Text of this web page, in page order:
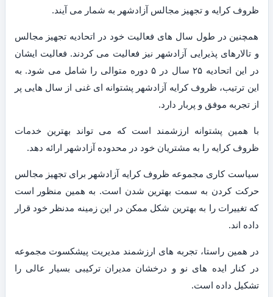
ظروف کرایه و تجهیز مجالس آزادشهر به شمار می آیند.
همچنین در طول سال های فعالیت خود در اتحادیه تجهیز مجالس
و تالارهای پذیرایی آزادشهر نیز فعالیت می کردند. فعالیت ایشان
در این اتحادیه ۲۵ سال در ۵ دوره متوالی را شامل می شود. به
این ترتیب، ظروف کرایه آزادشهر پشتوانه ای غنی از سال هایی پر
از تجربه موفق و پربار دارد.
با همین پشتوانه ارزشمند است که می تواند بهترین خدمات
ظروف کرایه را به مشتریان خود در محدوده آزادشهر ارائه دهد.
سیاست کاری مجموعه ظروف کرایه آزادشهر برای تجهیز مجالس
حرکت کردن به سمت بهترین شدن است. به همین منظور است
که تغییرات را به بهترین شکل ممکن در این زمینه مدنظر خود قرار
داده اند.
در همین راستا، تجربه های ارزشمند مدیریت پیشکسوت مجموعه
در کنار ایده های نو و درخشان مدیران ترکیبی بسیار عالی را
تشکیل داده است.